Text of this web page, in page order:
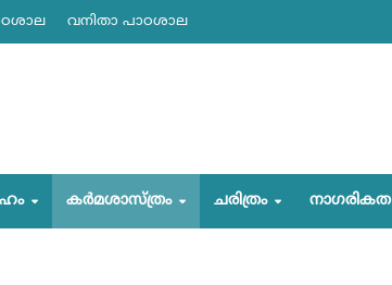
വനിതാ പാഠശാല
കര്‍മശാസ്ത്രം ചരിത്രം നാഗരികത